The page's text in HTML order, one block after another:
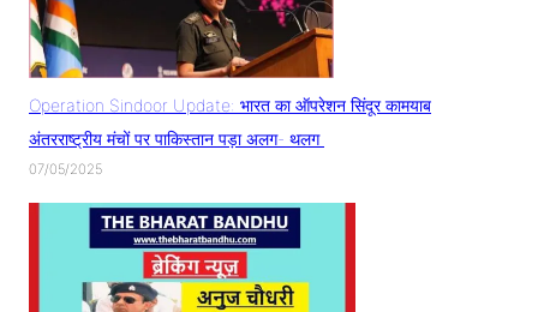
Operation Sindoor Update: भारत का ऑपरेशन सिंदूर कामयाब
अंतरराष्ट्रीय मंचों पर पाकिस्तान पड़ा अलग- थलग
07/05/2025